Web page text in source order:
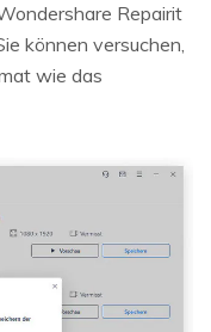
Repairit
können versuchen,
wie das